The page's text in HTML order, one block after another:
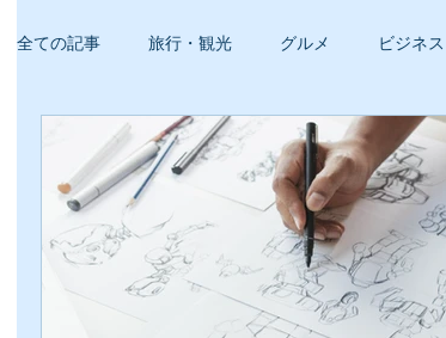
全ての記事 旅行・観光 グルメ ビジネス